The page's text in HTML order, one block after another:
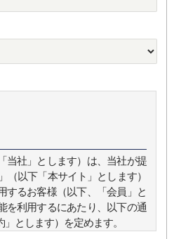
当社」とします）は、当社が提
（以下「本サイト」とします）
するお客様（以下、「会員」と
を利用するにあたり、以下の通
とします）を定めます。